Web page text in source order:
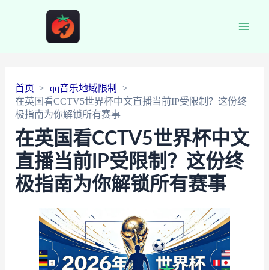
首页
qq音乐地域限制
在英国看CCTV5世界杯中文直播当前IP受限制？这份终
极指南为你解锁所有赛事
在英国看CCTV5世界杯中文
直播当前IP受限制？这份终
极指南为你解锁所有赛事